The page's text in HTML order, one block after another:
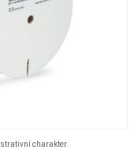
charakter.